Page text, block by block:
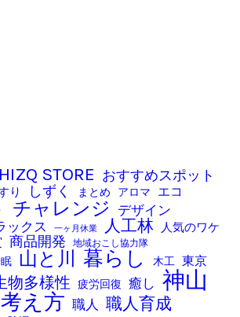
STORE おすすめスポット
り しずく まとめ アロマ エコ
チャレンジ デザイン
ックス 一ヶ月休業 人工林 人気のワケ
商品開発 地域おこし協力隊
山と川 暮らし 木工 東京
物多様性 疲労回復 癒し 神山
考え方 職人 職人育成